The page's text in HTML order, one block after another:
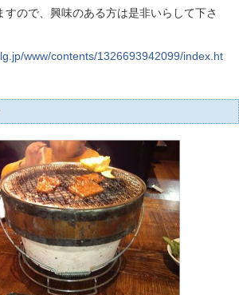
すので、興味のある方は是非いらして下さ
www/contents/1326693942099/index.ht